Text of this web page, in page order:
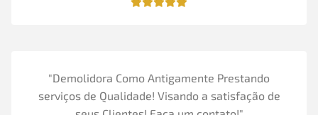
"Demolidora Como Antigamente Prestando
serviços de Qualidade! Visando a satisfação de